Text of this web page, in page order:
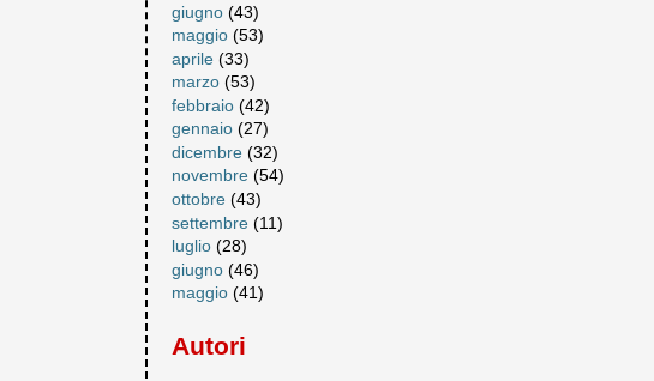
giugno (43)
maggio (53)
aprile (33)
marzo (53)
febbraio (42)
gennaio (27)
dicembre (32)
novembre (54)
ottobre (43)
settembre (11)
luglio (28)
giugno (46)
maggio (41)
Autori